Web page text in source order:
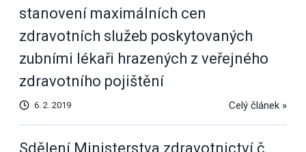
stanovení maximálních cen
zdravotních služeb poskytovaných
zubními lékaři hrazených z veřejného
zdravotního pojištění
6. 2. 2019 Celý článek »
Sdělení Ministerstva zdravotnictví č.